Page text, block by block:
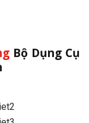
Bộ Dụng Cụ